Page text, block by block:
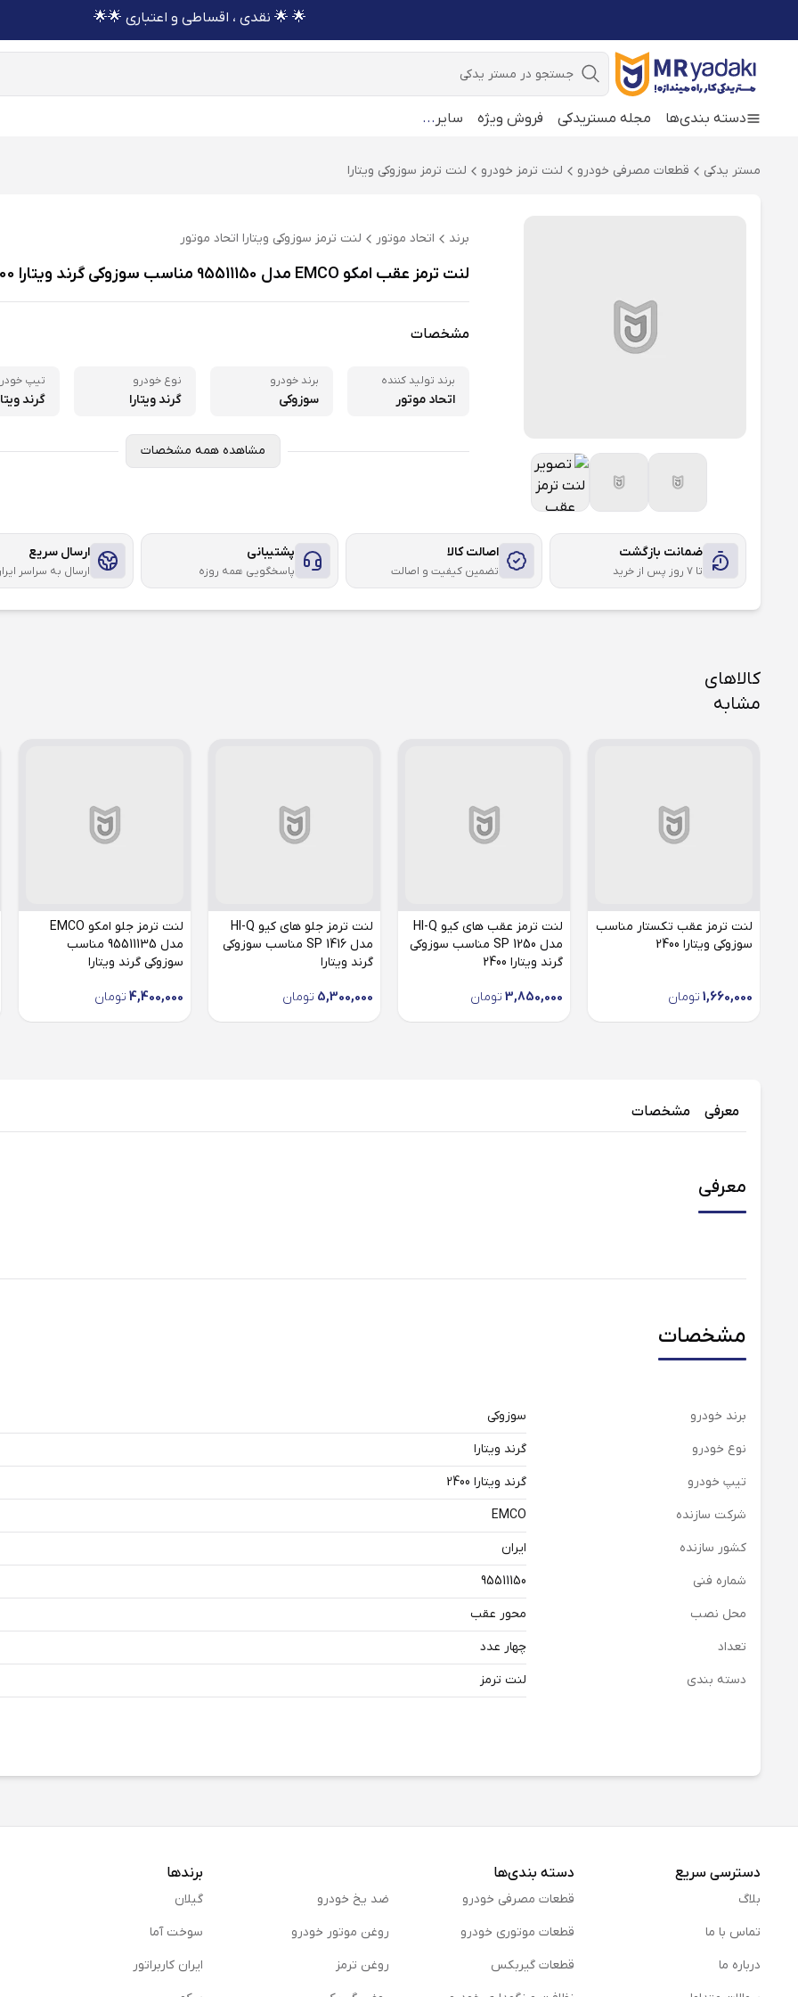
🌟 🌟 نقدی ، اقساطی و اعتباری 🌟🌟
جستجو
دسته بندی‌ها
مجله مستریدکی فروش ویژه سایر ...
مستر یدکی قطعات مصرفی خودرو لنت ترمز خودرو لنت ترمز سوزوکی ویتارا
برند اتحاد موتور لنت ترمز سوزوکی ویتارا اتحاد موتور
لنت ترمز عقب امکو EMCO مدل 95511150 مناسب سوزوکی گرند ویتارا 2400
مشخصات
برند تولید کننده
اتحاد موتور
برند خودرو
سوزوکی
نوع خودرو
گرند ویتارا
تیپ
گرند ویتارا
مشاهده همه مشخصات
ضمانت بازگشت
تا ۷ روز پس از خرید
اصالت کالا
تضمین کیفیت و اصالت
پشتیبانی
پاسخگویی همه روزه
ارسال سریع
ارسال به سراسر
کالاهای
مشابه
لنت ترمز عقب تکستار مناسب
سوزوکی ویتارا 2400
1,660,000 تومان
لنت ترمز عقب های کیو HI-Q
مدل SP 1250 مناسب سوزوکی
گرند ویتارا 2400
3,850,000 تومان
لنت ترمز جلو های کیو HI-Q
مدل SP 1416 مناسب سوزوکی
گرند ویتارا
5,300,000 تومان
لنت ترمز جلو امکو EMCO
مدل 95511135 مناسب
سوزوکی گرند ویتارا
4,400,000 تومان
معرفی مشخصات
معرفی
مشخصات
برند خودرو
سوزوکی
نوع خودرو
گرند ویتارا
تیپ خودرو
گرند ویتارا 2400
شرکت سازنده
EMCO
کشور سازنده
ایران
شماره فنی
95511150
محل نصب
محور عقب
تعداد
چهار عدد
دسته بندی
لنت ترمز
دسترسی سریع
بلاگ
تماس با ما
درباره ما
دسته بندی‌ها
قطعات مصرفی خودرو
قطعات موتوری خودرو
قطعات گیربکس
ضد یخ خودرو
روغن موتور خودرو
روغن ترمز
برندها
گیلان
سوخت آما
ایران کاربراتور